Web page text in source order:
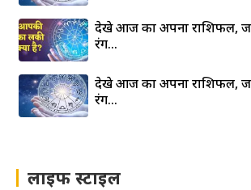
देखे आज का अपना राशिफल,
रंग…
देखे आज का अपना राशिफल,
रंग…
लाइफ स्टाइल